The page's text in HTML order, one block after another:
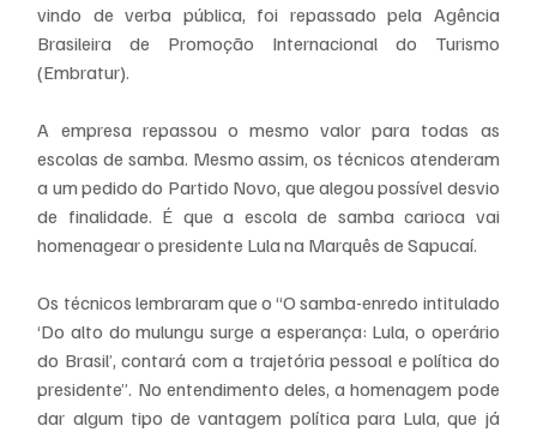
vindo de verba pública, foi repassado pela Agência
Brasileira de Promoção Internacional do Turismo
(Embratur).
A empresa repassou o mesmo valor para todas as
escolas de samba. Mesmo assim, os técnicos atenderam
a um pedido do Partido Novo, que alegou possível desvio
de finalidade. É que a escola de samba carioca vai
homenagear o presidente Lula na Marquês de Sapucaí.
Os técnicos lembraram que o “O samba-enredo intitulado
‘Do alto do mulungu surge a esperança: Lula, o operário
do Brasil’, contará com a trajetória pessoal e política do
presidente”. No entendimento deles, a homenagem pode
dar algum tipo de vantagem política para Lula, que já